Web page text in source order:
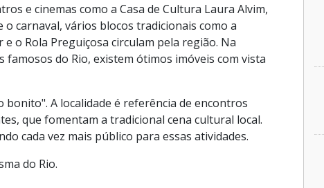
e cinemas como a Casa de Cultura Laura Alvim,
carnaval, vários blocos tradicionais como a
o Rola Preguiçosa circulam pela região. Na
famosos do Rio, existem ótimos imóveis com vista
A localidade é referência de encontros
que fomentam a tradicional cena cultural local.
cada vez mais público para essas atividades.
do Rio.